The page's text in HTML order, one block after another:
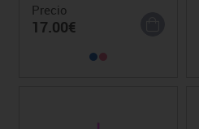
Precio
17.00€